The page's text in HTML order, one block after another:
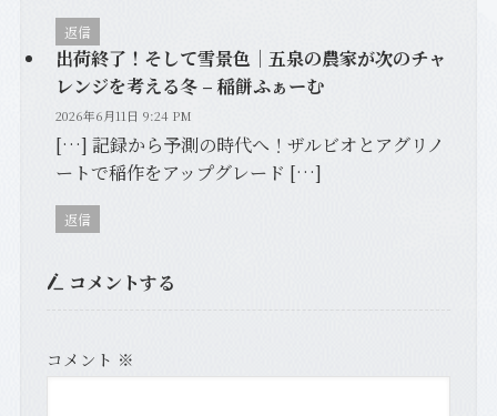
返信
出荷終了！そして雪景色｜五泉の農家が次のチャ
レンジを考える冬 – 稲餅ふぁーむ
2026年6月11日 9:24 PM
[…] 記録から予測の時代へ！ザルビオとアグリノ
ートで稲作をアップグレード […]
返信
コメントする
コメント ※